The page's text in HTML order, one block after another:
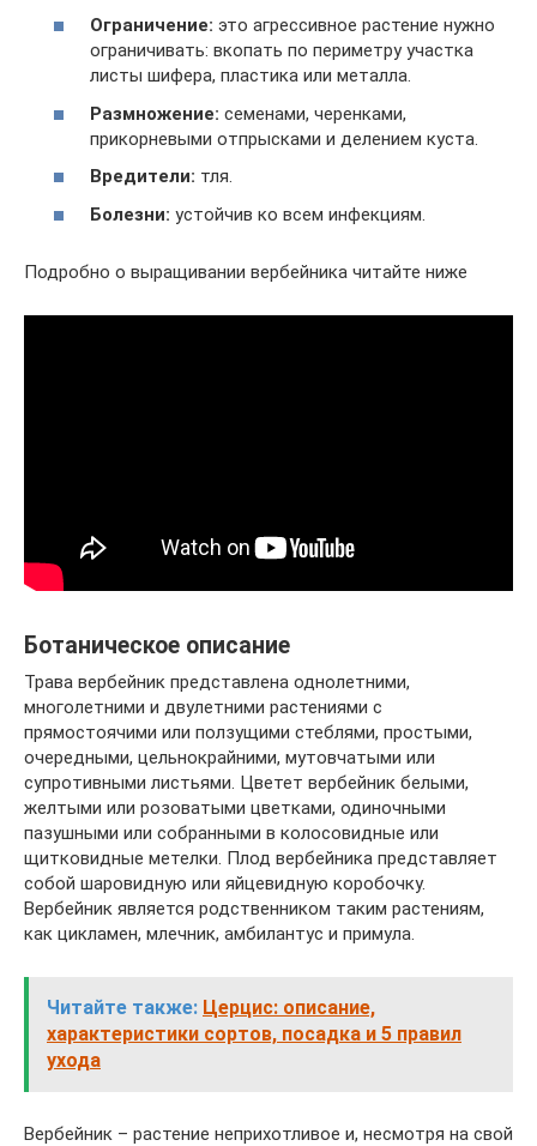
Ограничение: это агрессивное растение нужно
ограничивать: вкопать по периметру участка
листы шифера, пластика или металла.
Размножение: семенами, черенками,
прикорневыми отпрысками и делением куста.
Вредители: тля.
Болезни: устойчив ко всем инфекциям.
Подробно о выращивании вербейника читайте ниже
Ботаническое описание
Трава вербейник представлена однолетними,
многолетними и двулетними растениями с
прямостоячими или ползущими стеблями, простыми,
очередными, цельнокрайними, мутовчатыми или
супротивными листьями. Цветет вербейник белыми,
желтыми или розоватыми цветками, одиночными
пазушными или собранными в колосовидные или
щитковидные метелки. Плод вербейника представляет
собой шаровидную или яйцевидную коробочку.
Вербейник является родственником таким растениям,
как цикламен, млечник, амбилантус и примула.
Читайте также: Церцис: описание,
характеристики сортов, посадка и 5 правил
ухода
Вербейник – растение неприхотливое и, несмотря на свой